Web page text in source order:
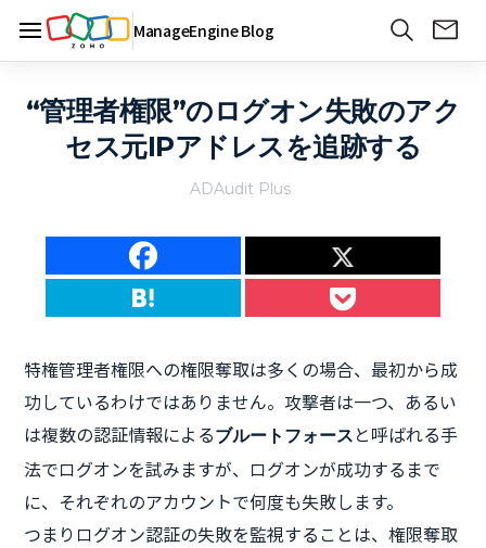
ManageEngine Blog
“管理者権限”のログオン失敗のアク
セス元IPアドレスを追跡する
ADAudit Plus
特権管理者権限への権限奪取は多くの場合、最初から成
功しているわけではありません。攻撃者は一つ、あるい
は複数の認証情報によるブルートフォース と呼ばれる手
法でログオンを試みますが、ログオンが成功するまで
に、それぞれのアカウントで何度も失敗します。
つまりログオン認証の失敗を監視することは、権限奪取